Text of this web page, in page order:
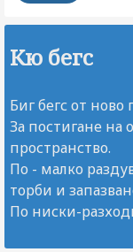
Кю бегс
Биг бегс от ново
За постигане на
пространство.
По - малко
торби и
По ниски-